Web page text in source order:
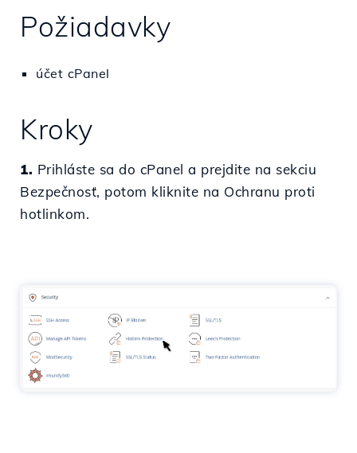
Požiadavky
účet cPanel
Kroky
1. Prihláste sa do cPanel a prejdite na sekciu
Bezpečnosť, potom kliknite na Ochranu proti
hotlinkom.